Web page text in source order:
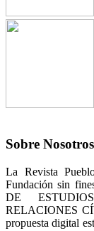
Sobre Nosotros
La Revista
Fundación sin
DE
RELACIONES
propuesta digital